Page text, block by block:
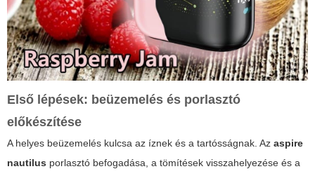
Első lépések: beüzemelés és porlasztó
előkészítése
A helyes beüzemelés kulcsa az íznek és a tartósságnak. Az aspire
nautilus porlasztó befogadása, a tömítések visszahelyezése és a